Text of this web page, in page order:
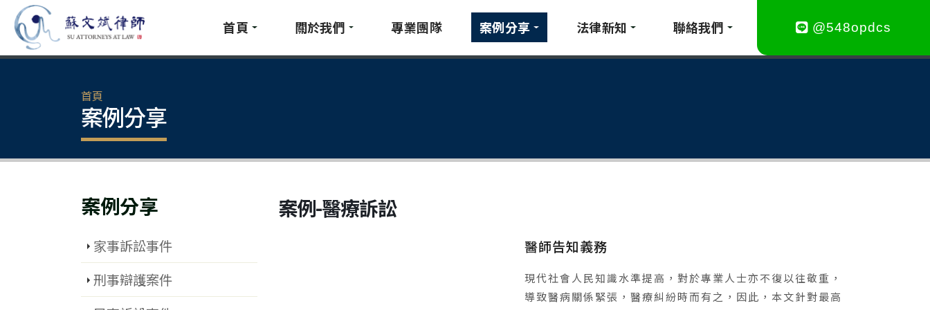
@548opdcs
首頁 關於我們 專業團隊 案例分享 法律新知 聯絡我們
首頁
案例分享
案例分享
家事訴訟事件
刑事辯護案件
案例-醫療訴訟
醫師告知義務
現代社會人民知識水準提高，對於專業人士亦不復以往敬重，
導致醫病關係緊張，醫療糾紛時而有之，因此，本文針對最高